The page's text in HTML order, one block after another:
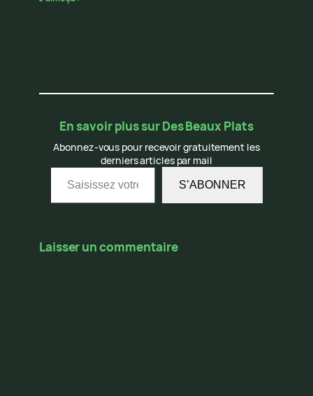
En savoir plus sur Des Beaux Plats
Abonnez-vous pour recevoir gratuitement les
derniers articles par mail
Saisissez votre adresse e-mail…
S’ABONNER
Laisser un commentaire